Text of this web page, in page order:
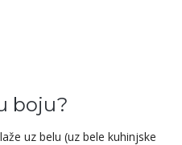
boju?
uz belu (uz bele kuhinjske